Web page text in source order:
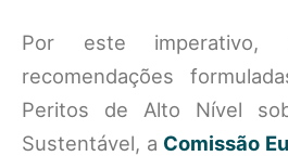
Por este imperativo,
recomendações
Peritos de Alto Nível
Sustentável, a Comissão